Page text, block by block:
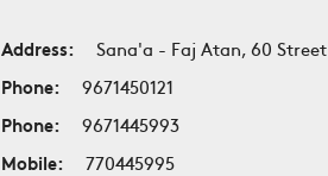
Address:
Sana'a - Faj Atan, 60 Street
Phone:
9671450121
Phone:
9671445993
Mobile:
770445995